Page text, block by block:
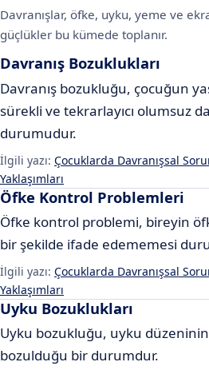
Davranışlar, öfke, uyku, yeme ve
güçlükler bu kümede toplanır.
Davranış Bozuklukları
Davranış bozukluğu, çocuğun
sürekli ve tekrarlayıcı olumsuz
durumudur.
İlgili yazı: Çocuklarda Davranışsal
Yaklaşımları
Öfke Kontrol Problemleri
Öfke kontrol problemi, bireyin
bir şekilde ifade edememesi
İlgili yazı: Çocuklarda Davranışsal
Yaklaşımları
Uyku Bozuklukları
Uyku bozukluğu, uyku
bozulduğu bir durumdur.